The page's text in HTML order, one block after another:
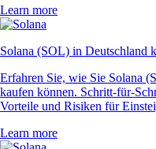
Learn more
Solana (SOL) in Deutschland
Erfahren Sie, wie Sie Solana
kaufen können. Schritt-für-
Vorteile und Risiken für
Learn more